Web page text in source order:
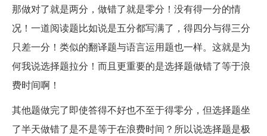
那做对了就是两分，做错了就是零分！没有得一分的情
况！一道阅读题比如说是五分都写满了，得四分与得三分
只差一分！类似的翻译题与语言运用题也一样。这就是为
何我说选择题拉分！而且更重要的是选择题做错了等于浪
费时间啊！
其他题做完了即使答得不好也不至于得零分，但选择题坐
了半天做错了是不是等于在浪费时间？所以说选择题是极